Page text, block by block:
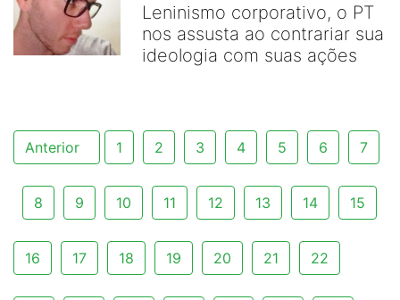
Leninismo corporativo, o PT
nos assusta ao contrariar sua
ideologia com suas ações
Anterior 1 2 3 4 5 6 7
8 9 10 11 12 13 14 15
16 17 18 19 20 21 22